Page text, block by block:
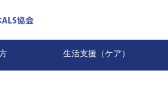
生活支援（ケア）